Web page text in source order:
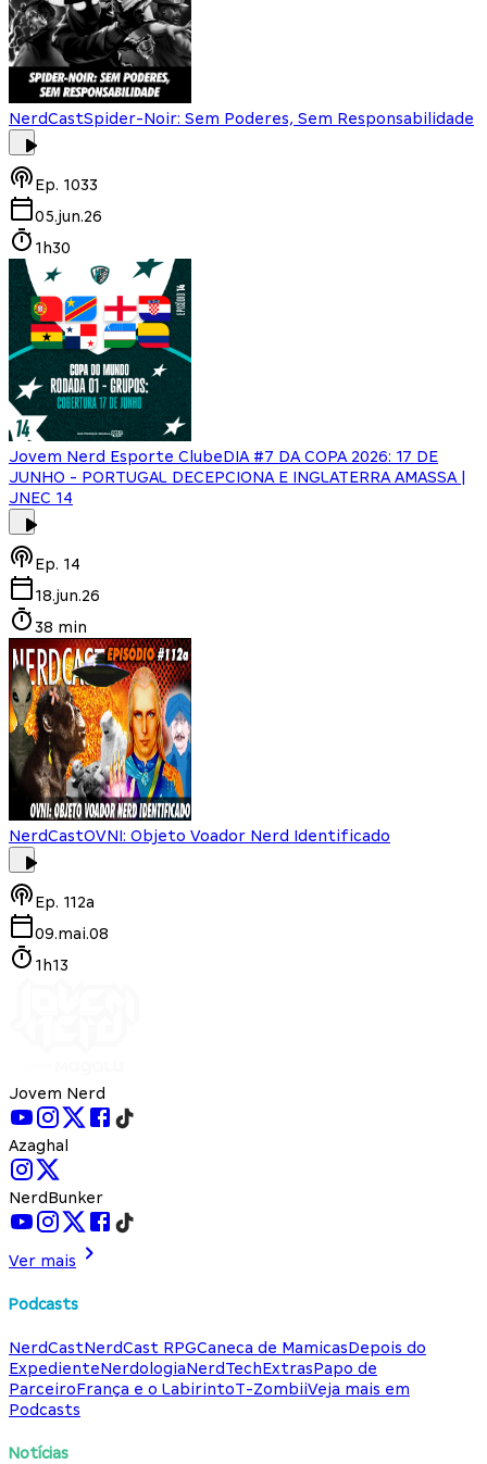
NerdCastSpider-Noir: Sem Poderes, Sem Responsabilidade
Ep. 1033
05.jun.26
1h30
Jovem Nerd Esporte ClubeDIA #7 DA COPA 2026: 17 DE
JUNHO - PORTUGAL DECEPCIONA E INGLATERRA AMASSA |
JNEC 14
Ep. 14
18.jun.26
38 min
NerdCastOVNI: Objeto Voador Nerd Identificado
Ep. 112a
09.mai.08
1h13
Jovem Nerd
Azaghal
NerdBunker
Ver mais
Podcasts
NerdCastNerdCast RPGCaneca de MamicasDepois do
ExpedienteNerdologiaNerdTechExtrasPapo de
ParceiroFrança e o LabirintoT-ZombiiVeja mais em
Podcasts
Notícias